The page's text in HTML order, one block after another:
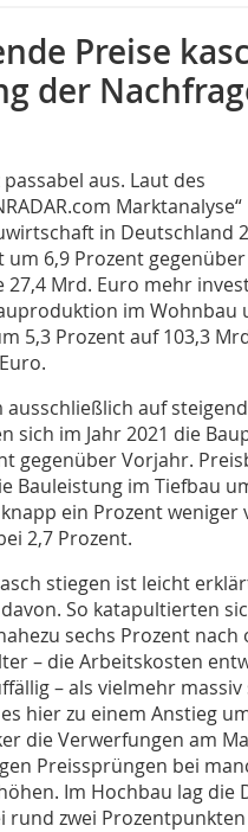
Preise
der
aus. Laut des
Marktanalyse“
in Deutschland
6,9 Prozent
Mrd. Euro mehr
im Wohnbau
5,3 Prozent auf 103,3
auf
sich im Jahr 2021 die
gegenüber Vorjahr.
Bauleistung im Tiefbau
ein Prozent weniger
2,7 Prozent.
stiegen ist leicht
So katapultierten
sechs Prozent
– die Arbeitskosten
– als vielmehr
hier zu einem Anstieg
die Verwerfungen am
Preissprüngen bei
Im Hochbau lag die
rund zwei Prozentpunkten